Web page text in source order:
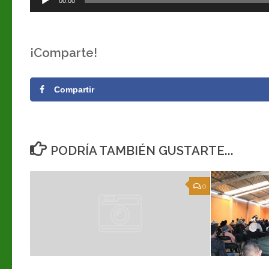
de
¡Comparte!
Compartir
PODRÍA TAMBIÉN GUSTARTE...
0